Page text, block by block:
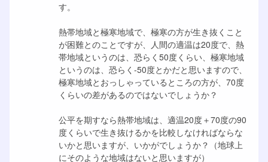
す。
熱帯地域と極寒地域で、極寒の方が生き抜くこと
が困難とのことですが、人間の適温は20度で、熱
帯地域というのは、恐らく50度くらい、極寒地域
というのは、恐らく-50度とかだと思いますので、
極寒地域とおっしゃっているところの方が、70度
くらいの差があるのではないでしょうか？
公平を期すなら熱帯地域は、適温20度＋70度の90
度くらいで生き抜けるかを比較しなければならな
いかと思いますが、いかがでしょうか？（地球上
にそのような地域はないと思いますが）